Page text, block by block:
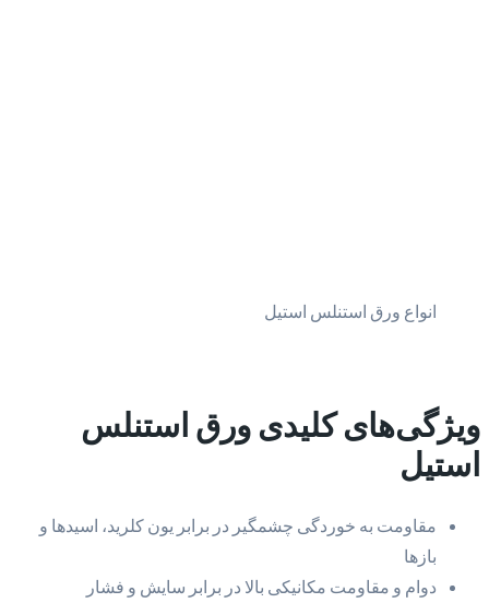
انواع ورق استنلس استیل
ویژگی‌های کلیدی ورق استنلس
استیل
مقاومت به خوردگی چشمگیر در برابر یون کلرید، اسیدها و
بازها
دوام و مقاومت مکانیکی بالا در برابر سایش و فشار